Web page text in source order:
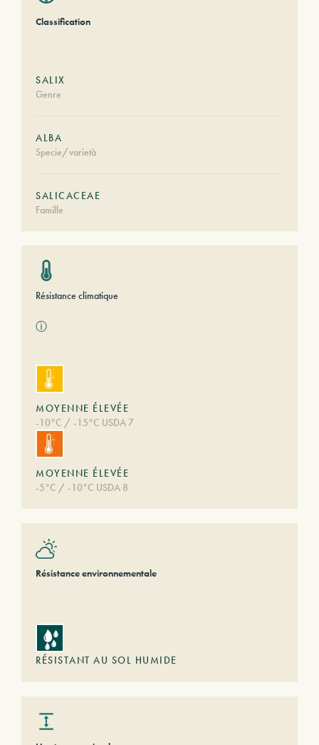
Classification
SALIX
Genre
ALBA
Specie/varietà
SALICACEAE
Famille
Résistance climatique
ⓘ
MOYENNE ÉLEVÉE
-10°C / -15°C USDA 7
MOYENNE ÉLEVÉE
-5°C / -10°C USDA 8
Résistance environnementale
RÉSISTANT AU SOL HUMIDE